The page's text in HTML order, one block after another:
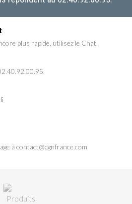
plus rapide, utilisez le Chat.
à contact@cgnfrance.com